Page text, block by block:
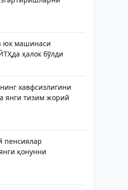
юк машинаси
ҳалок бўлди
хавфсизлигини
янги тизим жорий
пенсиялар
қонунни